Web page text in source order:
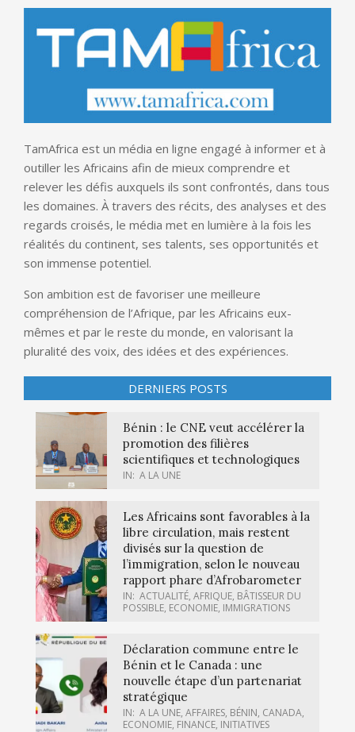
TamAfrica est un média en ligne engagé à informer et à
outiller les Africains afin de mieux comprendre et
relever les défis auxquels ils sont confrontés, dans tous
les domaines. À travers des récits, des analyses et des
regards croisés, le média met en lumière à la fois les
réalités du continent, ses talents, ses opportunités et
son immense potentiel.
Son ambition est de favoriser une meilleure
compréhension de l’Afrique, par les Africains eux-
mêmes et par le reste du monde, en valorisant la
pluralité des voix, des idées et des expériences.
DERNIERS POSTS
Bénin : le CNE veut accélérer la
promotion des filières
scientifiques et technologiques
IN: A LA UNE
Les Africains sont favorables à la
libre circulation, mais restent
divisés sur la question de
l’immigration, selon le nouveau
rapport phare d’Afrobarometer
IN: ACTUALITÉ, AFRIQUE, BÂTISSEUR DU
POSSIBLE, ECONOMIE, IMMIGRATIONS
Déclaration commune entre le
Bénin et le Canada : une
nouvelle étape d’un partenariat
stratégique
IN: A LA UNE, AFFAIRES, BÉNIN, CANADA,
ECONOMIE, FINANCE, INITIATIVES